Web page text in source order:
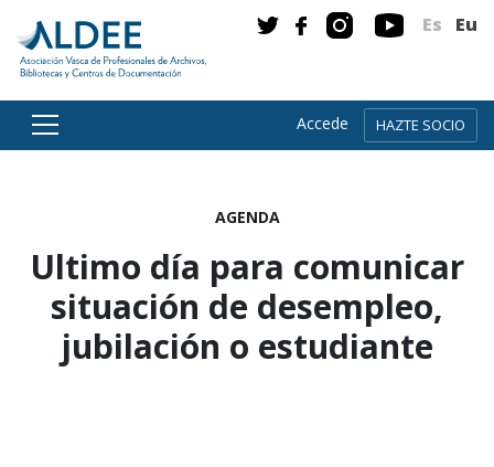
Es Eu
Accede HAZTE SOCIO
AGENDA
Ultimo día para comunicar
situación de desempleo,
jubilación o estudiante